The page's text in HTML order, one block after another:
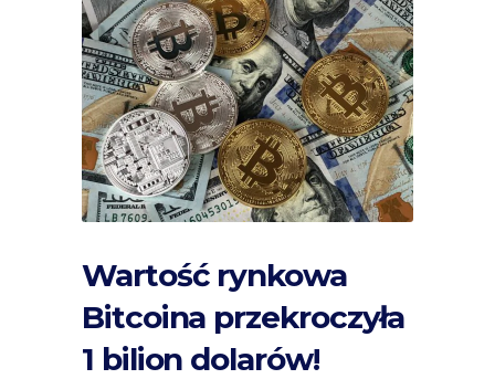
Wartość rynkowa
Bitcoina przekroczyła
1 bilion dolarów!